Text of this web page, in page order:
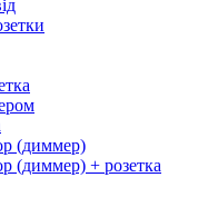
(диммер)
(диммер) + розетка